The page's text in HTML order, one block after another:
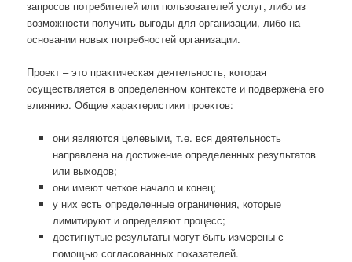
запросов потребителей или пользователей услуг, либо из
возможности получить выгоды для организации, либо на
основании новых потребностей организации.
Проект – это практическая деятельность, которая
осуществляется в определенном контексте и подвержена его
влиянию. Общие характеристики проектов:
они являются целевыми, т.е. вся деятельность
направлена на достижение определенных результатов
или выходов;
они имеют четкое начало и конец;
у них есть определенные ограничения, которые
лимитируют и определяют процесс;
достигнутые результаты могут быть измерены с
помощью согласованных показателей.